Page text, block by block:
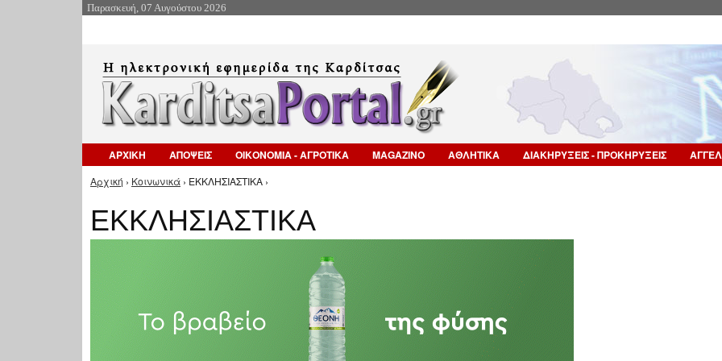
Παρασκευή, 07 Αυγούστου 2026
ΑΡΧΙΚΗ ΑΠΟΨΕΙΣ ΟΙΚΟΝΟΜΙΑ - ΑΓΡΟΤΙΚΑ MAGAZINO ΑΘΛΗΤΙΚΑ ΔΙΑΚΗΡΥΞΕΙΣ - ΠΡΟΚΗΡΥΞΕΙΣ
Είστε εδώ
Αρχική › Κοινωνικά › ΕΚΚΛΗΣΙΑΣΤΙΚΑ ›
ΕΚΚΛΗΣΙΑΣΤΙΚΑ